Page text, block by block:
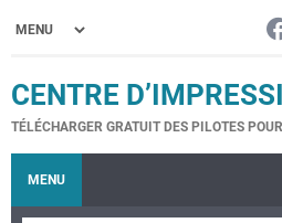
CENTRE
TÉLÉCHARGER GRATUIT DES PILOTES
MENU